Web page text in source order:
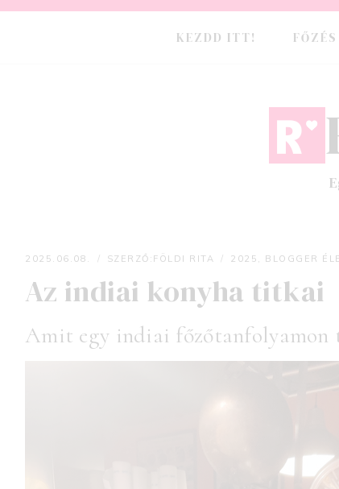
Skip
KEZDD ITT! FŐZÉS
Földi Rita
2025.06.08. SZERZŐ: FÖLDI RITA 2025 BLOGGER
Az indiai konyha titkai
Amit egy indiai főzőtanfolyamon